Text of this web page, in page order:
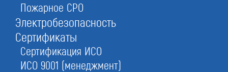
Пожарное СРО
Электробезопасность
Сертификаты
Сертификация ИСО
ИСО 9001 (менеджмент)
3. Счет в банке
ускорим открытие
2.Юр. адрес
поможем найти